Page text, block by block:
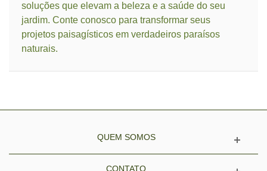
soluções que elevam a beleza e a saúde do seu
jardim. Conte conosco para transformar seus
projetos paisagísticos em verdadeiros paraísos
naturais.
QUEM SOMOS
CONTATO